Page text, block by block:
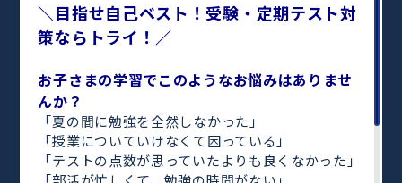
＼目指せ自己ベスト！受験・定期テスト対
策ならトライ！／
お子さまの学習でこのようなお悩みはありませ
んか？
「夏の間に勉強を全然しなかった」
「授業についていけなくて困っている」
「テストの点数が思っていたよりも良くなかった」